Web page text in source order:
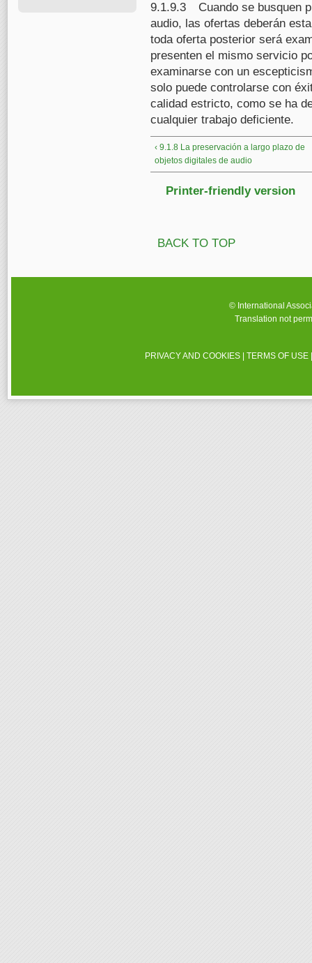
9.1.9.3 Cuando se busquen
audio, las ofertas deberán
toda oferta posterior será
presenten el mismo servicio
examinarse con un
solo puede controlarse con
calidad estricto, como se ha
cualquier trabajo deficiente.
‹ 9.1.8 La preservación a largo plazo de
objetos digitales de audio
Printer-friendly version
BACK TO TOP
© International
Translation not
PRIVACY AND COOKIES |TERMS OF USE